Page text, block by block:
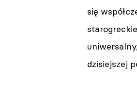
się
dzisiejszej